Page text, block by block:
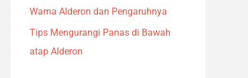
:Warna Alderon dan Pengaruhnya
Tips Mengurangi Panas di Bawah
atap Alderon